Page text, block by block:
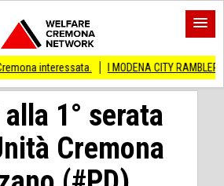
I MODENA CITY RAMBLERS ARRIVANO A
1° serata
Cremona